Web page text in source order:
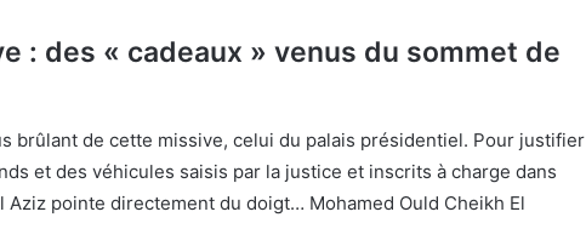
: des « cadeaux » venus du sommet de
brûlant de cette missive, celui du palais présidentiel. Pour justifier
et des véhicules saisis par la justice et inscrits à charge dans
Aziz pointe directement du doigt… Mohamed Ould Cheikh El